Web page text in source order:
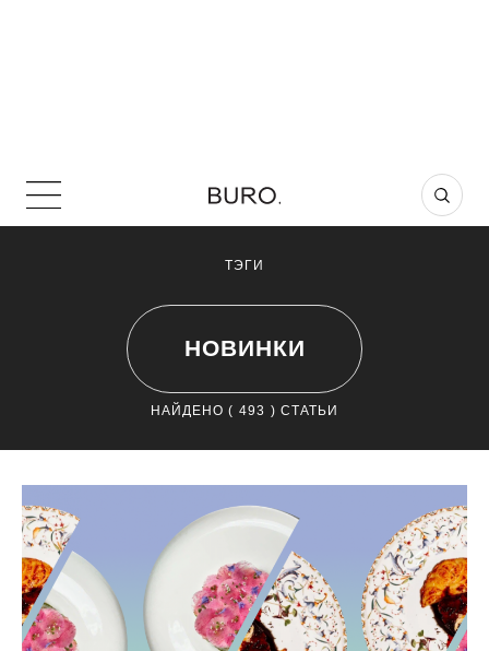
ТЭГИ
НОВИНКИ
НАЙДЕНО ( 493 ) СТАТЬИ